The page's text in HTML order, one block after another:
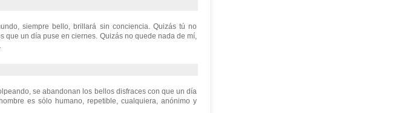
siempre bello, brillará sin conciencia. Quizás tú no
que un día puse en ciernes. Quizás no quede nada de mí,
se abandonan los bellos disfraces con que un día
es sólo humano, repetible, cualquiera, anónimo y